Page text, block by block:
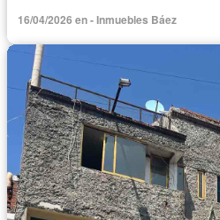
16/04/2026 en - Inmuebles Báez